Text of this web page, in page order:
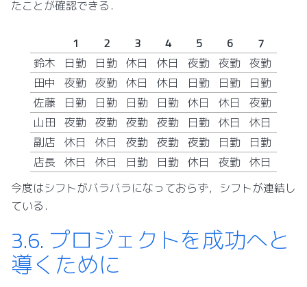
たことが確認できる．
1 2 3 4 5 6
7
鈴木
日勤 日勤 休日 休日 夜勤 夜勤 夜勤
田中
夜勤 夜勤 休日 休日 日勤 日勤
日勤
佐藤
日勤 日勤 日勤 日勤 休日 休日
夜勤
山田 夜勤 夜勤 夜勤 夜勤 日勤 休日
休日
副店 休日 休日 夜勤 夜勤 夜勤 日勤
日勤
店長 休日 休日 日勤 日勤 休日 夜勤 休日
今度はシフトがバラバラになっておらず，シフトが連結し
ている．
3.6. プロジェクトを成功へと
導くために